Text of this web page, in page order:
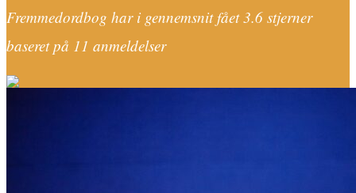
Fremmedordbog har i gennemsnit fået3.6 stjerner
baseret på 11 anmeldelser